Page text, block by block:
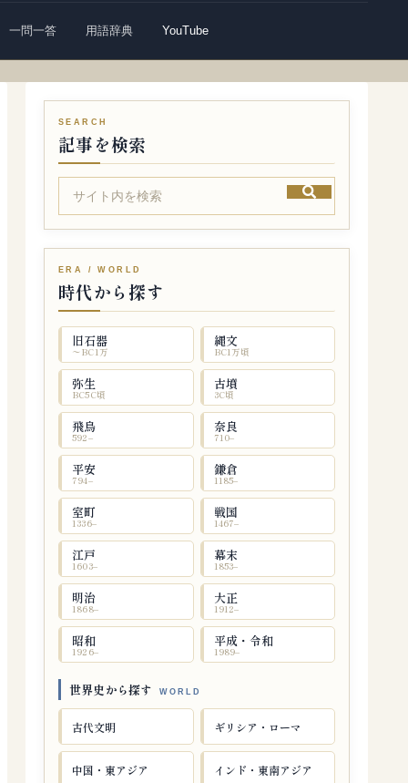
一問一答 用語辞典 YouTube
記事を検索
時代から探す
旧石器
〜BC1万
縄文
BC1万頃
弥生
BC5C頃
古墳
3C頃
飛鳥
592–
奈良
710–
平安
794–
鎌倉
1185–
室町
1336–
戦国
1467–
江戸
1603–
幕末
1853–
明治
1868–
大正
1912–
昭和
1926–
平成・令和
1989–
世界史から探す
古代文明 ギリシア・ローマ
中国・東アジア インド・東南アジア